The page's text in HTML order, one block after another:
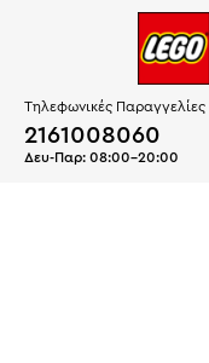
Τηλεφωνικές Παραγγελίες
2161008060
Δευ-Παρ: 08:00-20:00